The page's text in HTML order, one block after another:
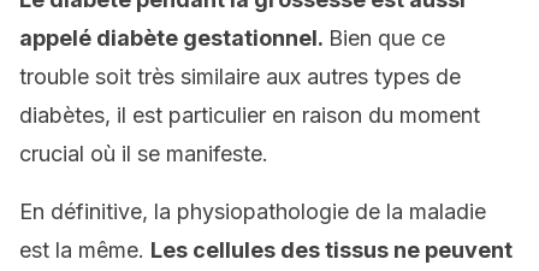
appelé diabète gestationnel. Bien que ce
trouble soit très similaire aux autres types de
diabètes, il est particulier en raison du moment
crucial où il se manifeste.
En définitive, la physiopathologie de la maladie
est la même. Les cellules des tissus ne peuvent